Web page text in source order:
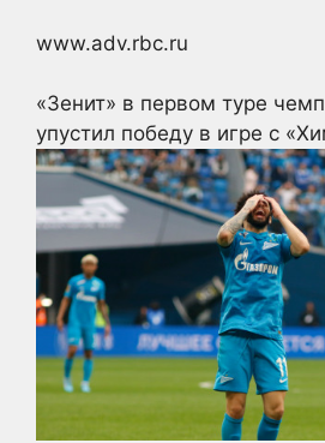
www.adv.rbc.ru
«Зенит» в первом туре
упустил победу в игре с